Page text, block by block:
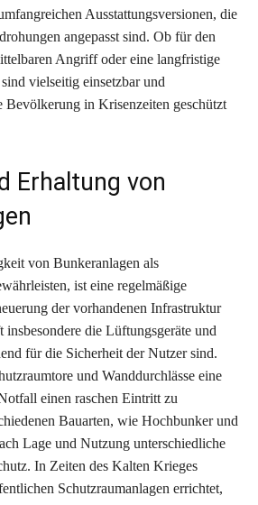
Ausstattungsversionen, die
angepasst sind. Ob für den
Angriff oder eine langfristige
vielseitig einsetzbar und
Bevölkerung in Krisenzeiten geschützt
Erhaltung von
von Bunkeranlagen als
ist eine regelmäßige
der vorhandenen Infrastruktur
die Lüftungsgeräte und
für die Sicherheit der Nutzer sind.
und Wanddurchlässe eine
einen raschen Eintritt zu
Bauarten, wie Hochbunker und
Lage und Nutzung unterschiedliche
In Zeiten des Kalten Krieges
Schutzraumanlagen errichtet,